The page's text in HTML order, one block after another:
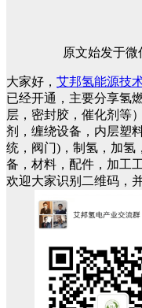
原文始发于微
大家好， 艾邦氢能源技
已经开通，主要分享氢
层，密封胶，催化剂等
剂，缠绕设备，内层塑
统，阀门)，制氢，加氢
备，材料，配件，加工
欢迎大家识别二维码，